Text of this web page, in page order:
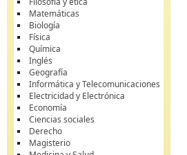
Matemáticas
Biología
Física
Química
Inglés
Geografía
Informática y Telecomunicaciones
Electricidad y Electrónica
Economía
Ciencias sociales
Derecho
Magisterio